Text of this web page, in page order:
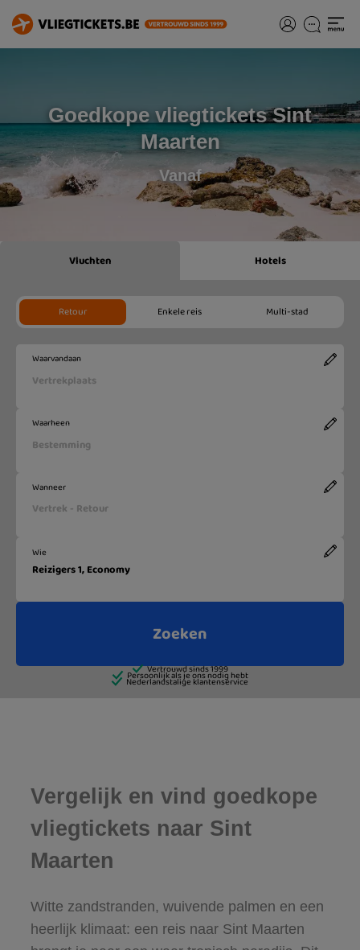
Goedkope vliegtickets Sint
Maarten
Vanaf
Vergelijk en vind goedkope
vliegtickets naar Sint
Maarten
Witte zandstranden, wuivende palmen en een
heerlijk klimaat: een reis naar Sint Maarten